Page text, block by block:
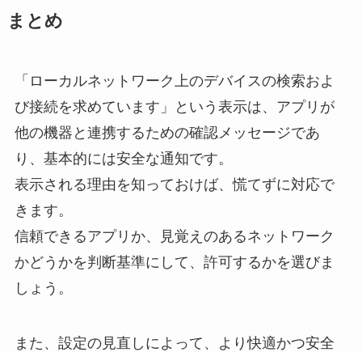
まとめ
「ローカルネットワーク上のデバイスの検索およ
び接続を求めています」という表示は、アプリが
他の機器と連携するための確認メッセージであ
り、基本的には安全な通知です。
表示される理由を知っておけば、慌てずに対応で
きます。
信頼できるアプリか、見覚えのあるネットワーク
かどうかを判断基準にして、許可するかを選びま
しょう。
また、設定の見直しによって、より快適かつ安全